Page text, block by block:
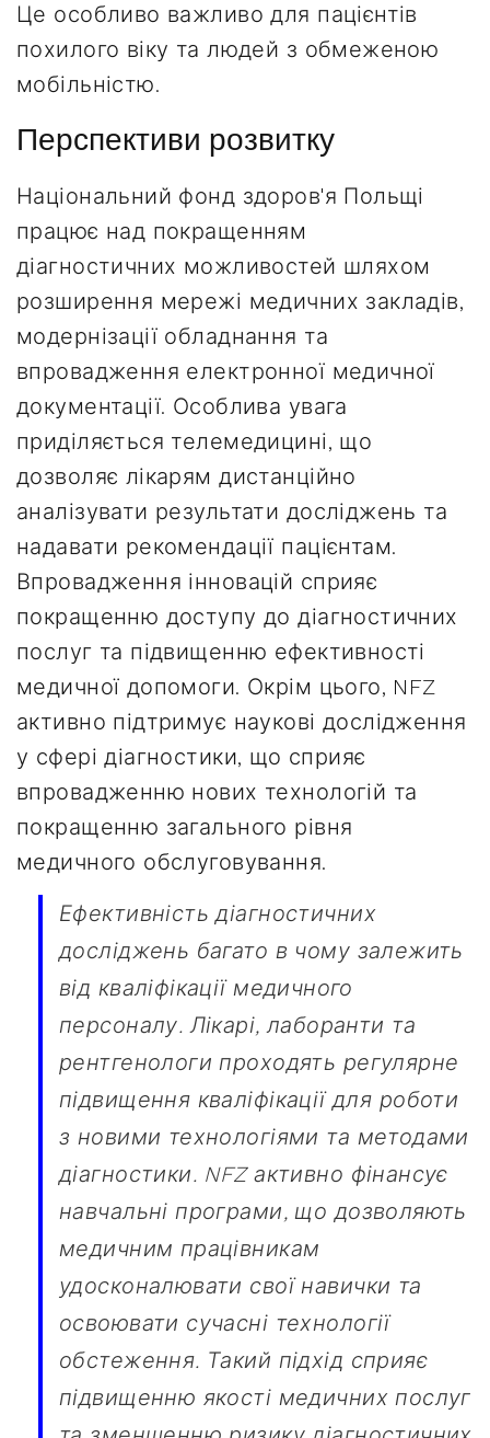
Це особливо важливо для пацієнтів
похилого віку та людей з обмеженою
мобільністю.
Перспективи розвитку
Національний фонд здоров'я Польщі
працює над покращенням
діагностичних можливостей шляхом
розширення мережі медичних закладів,
модернізації обладнання та
впровадження електронної медичної
документації. Особлива увага
приділяється телемедицині, що
дозволяє лікарям дистанційно
аналізувати результати досліджень та
надавати рекомендації пацієнтам.
Впровадження інновацій сприяє
покращенню доступу до діагностичних
послуг та підвищенню ефективності
медичної допомоги. Окрім цього, NFZ
активно підтримує наукові дослідження
у сфері діагностики, що сприяє
впровадженню нових технологій та
покращенню загального рівня
медичного обслуговування.
Ефективність діагностичних
досліджень багато в чому залежить
від кваліфікації медичного
персоналу. Лікарі, лаборанти та
рентгенологи проходять регулярне
підвищення кваліфікації для роботи
з новими технологіями та методами
діагностики. NFZ активно фінансує
навчальні програми, що дозволяють
медичним працівникам
удосконалювати свої навички та
освоювати сучасні технології
обстеження. Такий підхід сприяє
підвищенню якості медичних послуг